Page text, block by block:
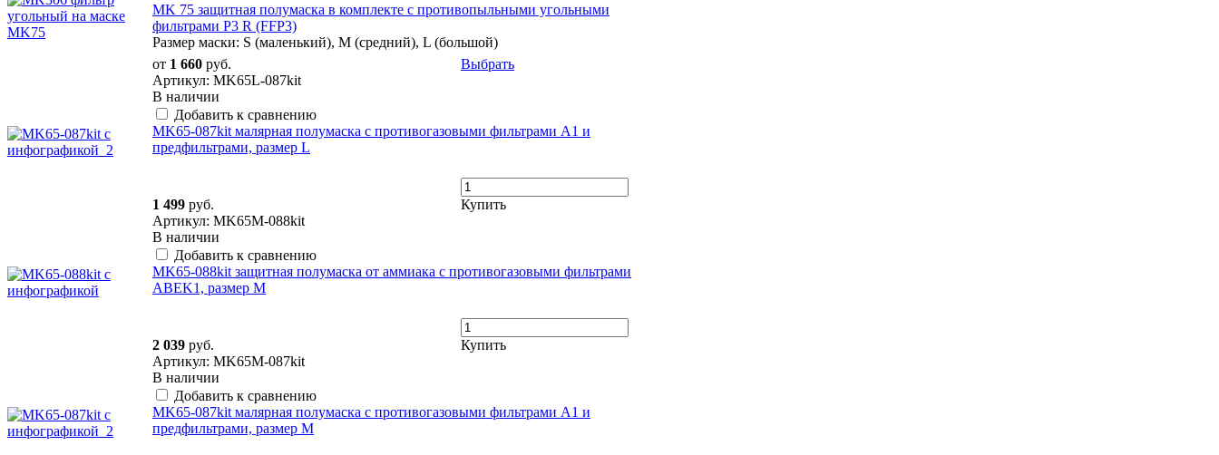
MK 75 защитная полумаска в комплекте с противопыльными угольными
фильтрами P3 R (FFP3)
Размер маски: S (маленький), M (cредний), L (большой)
от 1 660 руб.
Выбрать
Артикул: MK65L-087kit
В наличии
Добавить к сравнению
MK65-087kit малярная полумаска с противогазовыми фильтрами A1 и
предфильтрами, размер L
1 499 руб.
Купить
Артикул: MK65M-088kit
В наличии
Добавить к сравнению
MK65-088kit защитная полумаска от аммиака с противогазовыми фильтрами
ABEK1, размер M
2 039 руб.
Купить
Артикул: MK65M-087kit
В наличии
Добавить к сравнению
MK65-087kit малярная полумаска с противогазовыми фильтрами A1 и
предфильтрами, размер M